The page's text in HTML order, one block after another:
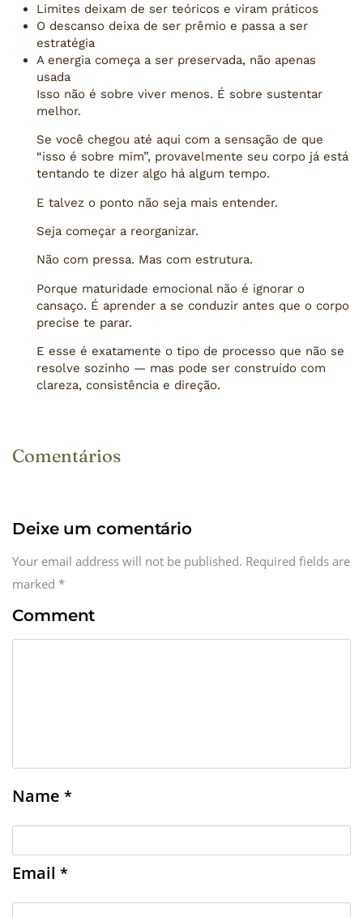
Limites deixam de ser teóricos e viram práticos
O descanso deixa de ser prêmio e passa a ser
estratégia
A energia começa a ser preservada, não apenas
usada
Isso não é sobre viver menos. É sobre sustentar
melhor.
Se você chegou até aqui com a sensação de que
“isso é sobre mim”, provavelmente seu corpo já está
tentando te dizer algo há algum tempo.
E talvez o ponto não seja mais entender.
Seja começar a reorganizar.
Não com pressa. Mas com estrutura.
Porque maturidade emocional não é ignorar o
cansaço. É aprender a se conduzir antes que o corpo
precise te parar.
E esse é exatamente o tipo de processo que não se
resolve sozinho — mas pode ser construído com
clareza, consistência e direção.
Comentários
Deixe um comentário
Your email address will not be published. Required fields are
marked *
Comment
Name *
Email *